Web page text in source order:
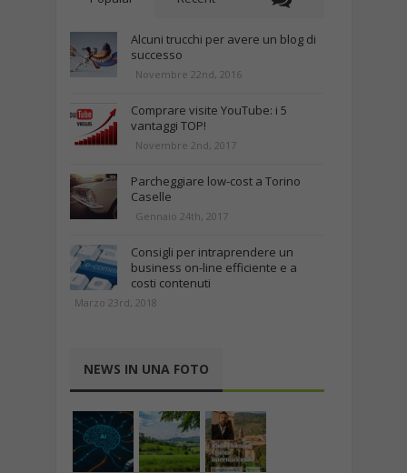
Alcuni trucchi per avere un blog di
successo
Novembre 22nd, 2016
Comprare visite YouTube: i 5
vantaggi TOP!
Novembre 2nd, 2017
Parcheggiare low-cost a Torino
Caselle
Gennaio 24th, 2017
Consigli per intraprendere un
business on-line efficiente e a
costi contenuti
Marzo 23rd, 2018
NEWS IN UNA FOTO